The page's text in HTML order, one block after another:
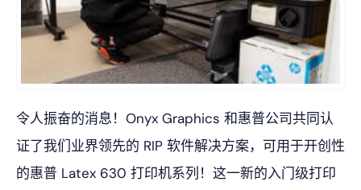
令人振奋的消息！Onyx Graphics 和惠普公司共同认
证了我们业界领先的 RIP 软件解决方案，可用于开创性
的惠普 Latex 630 打印机系列！这一新的入门级打印